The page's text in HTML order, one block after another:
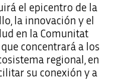
el epicentro de la
la innovación y el
en la Comunitat
concentrará a los
regional, en
su conexión y a